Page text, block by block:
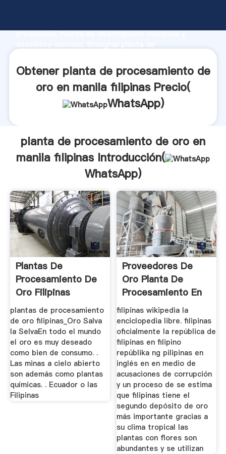
producción, fuerza de investigación avanzada y
crea el valor y aporta valores a todos los clientes.
Obtener planta de procesamiento de
oro en manila filipinas Precio(
WhatsApp)
planta de procesamiento de oro en
manila filipinas Introducción(
WhatsApp)
Plantas De
Procesamiento De
Oro Filipinas
plantas de procesamiento
de oro filipinas_Oro Salva
la SelvaEn todo el mundo
el oro es muy deseado
como bien de consumo. .
Las minas a cielo abierto
son además como plantas
químicas. . Ecuador o las
Filipinas
Proveedores De
Oro Planta De
Procesamiento En
Filipinas
filipinas wikipedia la
enciclopedia libre. filipinas
oficialmente la república de
filipinas en filipino
repúblika ng pilipinas en
inglés en en medio de
acusaciones de corrupción
y un proceso de se estima
que filipinas tiene el
segundo depósito de oro
más importante gracias a
su clima tropical las
plantas con flores son
abundantes y se utilizan